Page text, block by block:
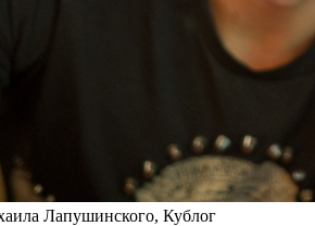
Лапушинского, Кублог